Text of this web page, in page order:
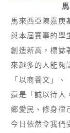
馬來西亞陳嘉庚
與本屆賽事的學
創造新高，標誌
來越多的人能夠
「以商養文」
還是「誠以待人
鄉愛民、修身律
今日依然令我們